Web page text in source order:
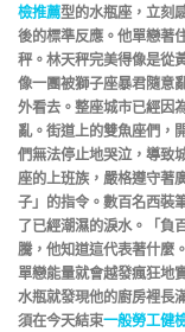
檢推薦型的水瓶座，立刻
後的標準反應。他單戀著
秤。林天秤完美得像是從
像一團被獅子座暴君隨意
外看去。整座城市已經因
亂。街道上的雙魚座們，
們無法停止地哭泣，導致
座的上班族，嚴格遵守著
子」的指令。數百名西裝
了已經潮濕的淚水。「負
騰，他知道這代表著什麼
單戀能量就會越發瘋狂地
水瓶就發現他的廚房裡長
須在今天結束一般勞工健